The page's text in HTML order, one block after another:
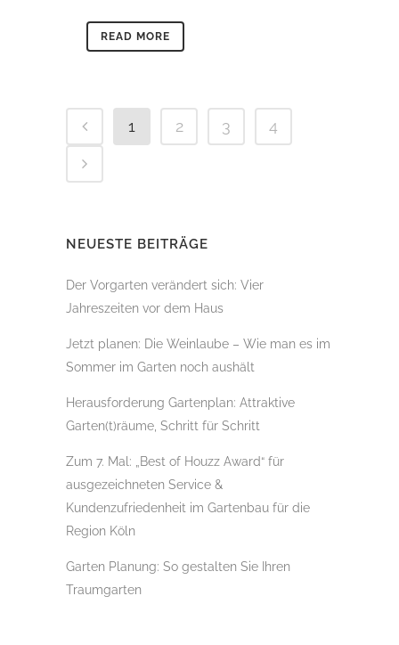
READ MORE
1 2 3 4
NEUESTE BEITRÄGE
Der Vorgarten verändert sich: Vier
Jahreszeiten vor dem Haus
Jetzt planen: Die Weinlaube – Wie man es im
Sommer im Garten noch aushält
Herausforderung Gartenplan: Attraktive
Garten(t)räume, Schritt für Schritt
Zum 7. Mal: „Best of Houzz Award“ für
ausgezeichneten Service &
Kundenzufriedenheit im Gartenbau für die
Region Köln
Garten Planung: So gestalten Sie Ihren
Traumgarten